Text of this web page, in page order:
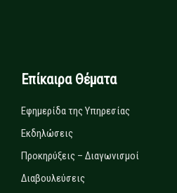
Επίκαιρα Θέματα
Εφημερίδα της Υπηρεσίας
Εκδηλώσεις
Προκηρύξεις – Διαγωνισμοί
Διαβουλεύσεις